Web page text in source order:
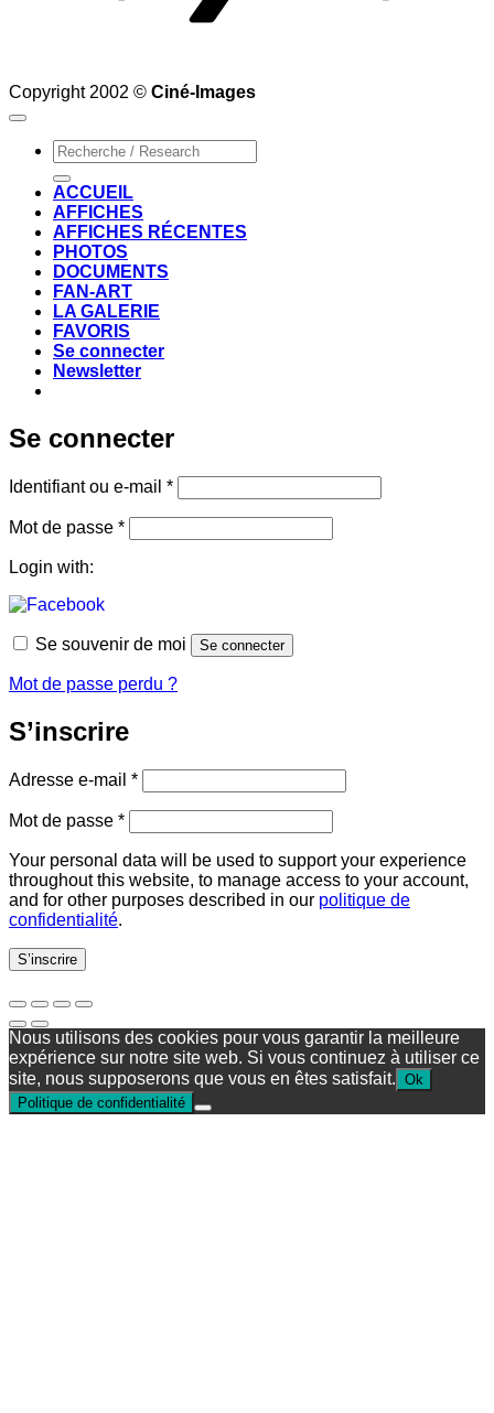
Copyright 2002 © Ciné-Images
Recherche
pour :
ACCUEIL
AFFICHES
AFFICHES RÉCENTES
PHOTOS
DOCUMENTS
FAN-ART
LA GALERIE
FAVORIS
Se connecter
Newsletter
Se connecter
Identifiant ou e-mail *Obligatoire
Mot de passe *Obligatoire
Login with:
Se souvenir de moi Se connecter
Mot de passe perdu ?
S’inscrire
Adresse e-mail *Obligatoire
Mot de passe *Obligatoire
Your personal data will be used to support your experience
throughout this website, to manage access to your account,
and for other purposes described in our politique de
confidentialité.
S’inscrire
Nous utilisons des cookies pour vous garantir la meilleure
expérience sur notre site web. Si vous continuez à utiliser ce
site, nous supposerons que vous en êtes satisfait. Ok
Politique de confidentialité